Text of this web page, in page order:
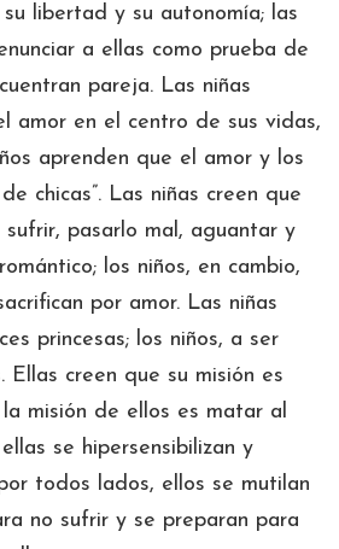
libertad y su autonomía; las
a ellas como prueba de
pareja. Las niñas
amor en el centro de sus vidas,
aprenden que el amor y los
chicas”. Las niñas creen que
pasarlo mal, aguantar y
los niños, en cambio,
por amor. Las niñas
princesas; los niños, a ser
Ellas creen que su misión es
misión de ellos es matar al
se hipersensibilizan y
todos lados, ellos se mutilan
no sufrir y se preparan para